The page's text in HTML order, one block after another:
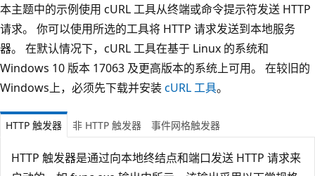
本主题中的示例使用 cURL 工具从终端或命令提示符发送 HTTP
请求。 你可以使用所选的工具将 HTTP 请求发送到本地服务
器。 在默认情况下，cURL 工具在基于 Linux 的系统和
Windows 10 版本 17063 及更高版本的系统上可用。 在较旧的
Windows上，必须先下载并安装cURL 工具。
HTTP 触发器 非 HTTP 触发器 事件网格触发器
HTTP 触发器是通过向本地终结点和端口发送 HTTP 请求来